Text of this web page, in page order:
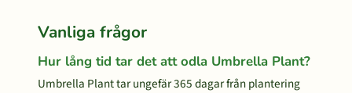
Vanliga frågor
Hur lång tid tar det att odla Umbrella Plant?
Umbrella Plant tar ungefär 365 dagar från plantering